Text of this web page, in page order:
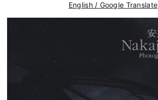
English / Google Translate